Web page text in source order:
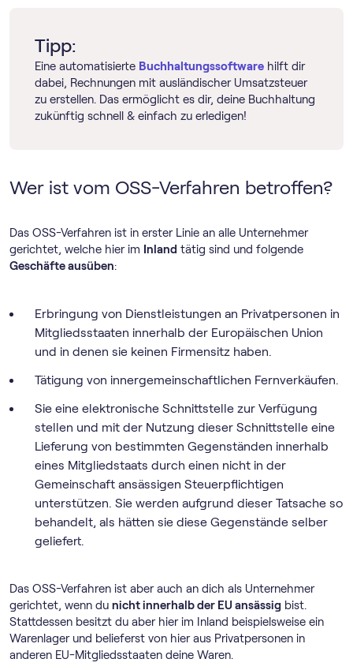
Tipp:
Eine automatisierte Buch­haltungs­software hilft dir
dabei, Rechnungen mit ausländischer Umsatzsteuer
zu erstellen. Das ermöglicht es dir, deine Buchhaltung
zukünftig schnell & einfach zu erledigen!
Wer ist vom OSS-Verfahren betroffen?
Das OSS-Verfahren ist in erster Linie an alle Unternehmer
gerichtet, welche hier im Inland tätig sind und folgende
Geschäfte ausüben:
Erbringung von Dienstleistungen an Privatpersonen in
Mitgliedsstaaten innerhalb der Europäischen Union
und in denen sie keinen Firmensitz haben.
Tätigung von innergemeinschaftlichen Fernverkäufen.
Sie eine elektronische Schnittstelle zur Verfügung
stellen und mit der Nutzung dieser Schnittstelle eine
Lieferung von bestimmten Gegenständen innerhalb
eines Mitgliedstaats durch einen nicht in der
Gemeinschaft ansässigen Steuerpflichtigen
unterstützen. Sie werden aufgrund dieser Tatsache so
behandelt, als hätten sie diese Gegenstände selber
geliefert.
Das OSS-Verfahren ist aber auch an dich als Unternehmer
gerichtet, wenn du nicht innerhalb der EU ansässig bist.
Stattdessen besitzt du aber hier im Inland beispielsweise ein
Warenlager und belieferst von hier aus Privatpersonen in
anderen EU-Mitgliedsstaaten deine Waren.